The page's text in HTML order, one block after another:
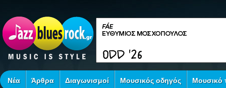
Νέα Άρθρα Διαγωνισμοί Μουσικός οδηγός Μουσικό